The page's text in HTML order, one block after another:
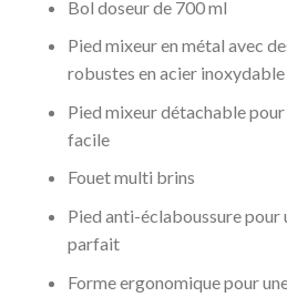
Bol doseur de 700 ml
Pied mixeur en métal avec
robustes en acier inoxydable
Pied mixeur détachable
facile
Fouet multi brins
Pied anti-éclaboussure pour
parfait
Forme ergonomique pour